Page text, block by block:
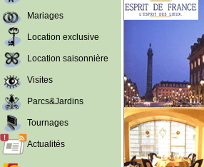
Mariages
Location exclusive
Location saisonnière
Visites
Parcs&Jardins
Tournages
Actualités